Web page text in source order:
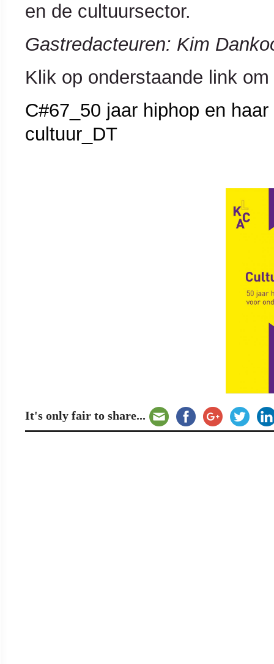
en de cultuursector.
Gastredacteuren: Kim
Klik op onderstaande link
C#67_50 jaar hiphop en
cultuur_DT
It's only fair to share...